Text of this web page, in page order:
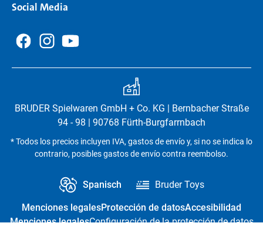
Social Media
BRUDER Spielwaren GmbH + Co. KG | Bernbacher Straße
94 - 98 | 90768 Fürth-Burgfarrnbach
* Todos los precios incluyen IVA, gastos de envío y, si no se indica lo
contrario, posibles gastos de envío contra reembolso.
Spanisch Bruder Toys
Menciones legalesProtección de datosAccesibilidad
Menciones legalesConfiguración de la protección de datos